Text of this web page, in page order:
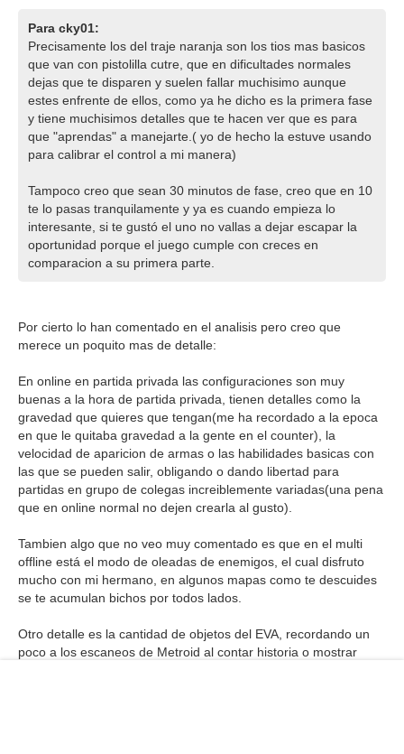
Para cky01:
Precisamente los del traje naranja son los tios mas basicos
que van con pistolilla cutre, que en dificultades normales
dejas que te disparen y suelen fallar muchisimo aunque
estes enfrente de ellos, como ya he dicho es la primera fase
y tiene muchisimos detalles que te hacen ver que es para
que "aprendas" a manejarte.( yo de hecho la estuve usando
para calibrar el control a mi manera)
Tampoco creo que sean 30 minutos de fase, creo que en 10
te lo pasas tranquilamente y ya es cuando empieza lo
interesante, si te gustó el uno no vallas a dejar escapar la
oportunidad porque el juego cumple con creces en
comparacion a su primera parte.
Por cierto lo han comentado en el analisis pero creo que
merece un poquito mas de detalle:
En online en partida privada las configuraciones son muy
buenas a la hora de partida privada, tienen detalles como la
gravedad que quieres que tengan(me ha recordado a la epoca
en que le quitaba gravedad a la gente en el counter), la
velocidad de aparicion de armas o las habilidades basicas con
las que se pueden salir, obligando o dando libertad para
partidas en grupo de colegas increiblemente variadas(una pena
que en online normal no dejen crearla al gusto).
Tambien algo que no veo muy comentado es que en el multi
offline está el modo de oleadas de enemigos, el cual disfruto
mucho con mi hermano, en algunos mapas como te descuides
se te acumulan bichos por todos lados.
Otro detalle es la cantidad de objetos del EVA, recordando un
poco a los escaneos de Metroid al contar historia o mostrar